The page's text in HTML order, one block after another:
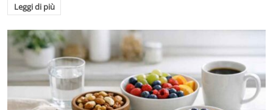
Leggi di più